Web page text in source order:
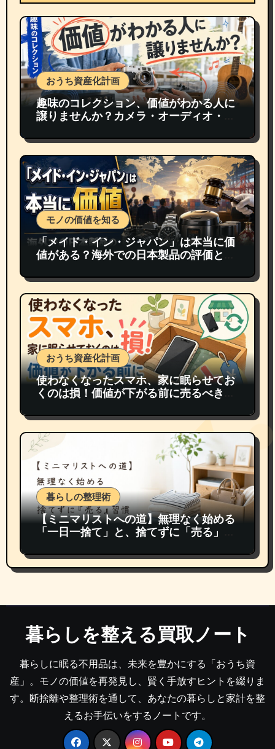
おうち資産化計画
趣味のコレクション、価値がわかる人に
譲りませんか？カメラ・オーディオ・楽
モノの価値を知る
「メイド・イン・ジャパン」は本当に価
値がある？海外での日本製品の評価と買
おうち資産化計画
使わなくなったスマホ、家に眠らせてお
くのは損！価値が下がる前に売るべき理
暮らしの整理術
【ミニマリストへの道】無理なく始める
「一日一捨て」と、捨てずに「売る」習
暮らしを整える買取ノート
暮らしに眠る不用品は、未来を豊かにする「おうち資
産」。モノの価値を再発見し、賢く手放すヒントを綴りま
す。断捨離や整理術を通して、あなたの暮らしと家計を整
えるお手伝いをするノートです。